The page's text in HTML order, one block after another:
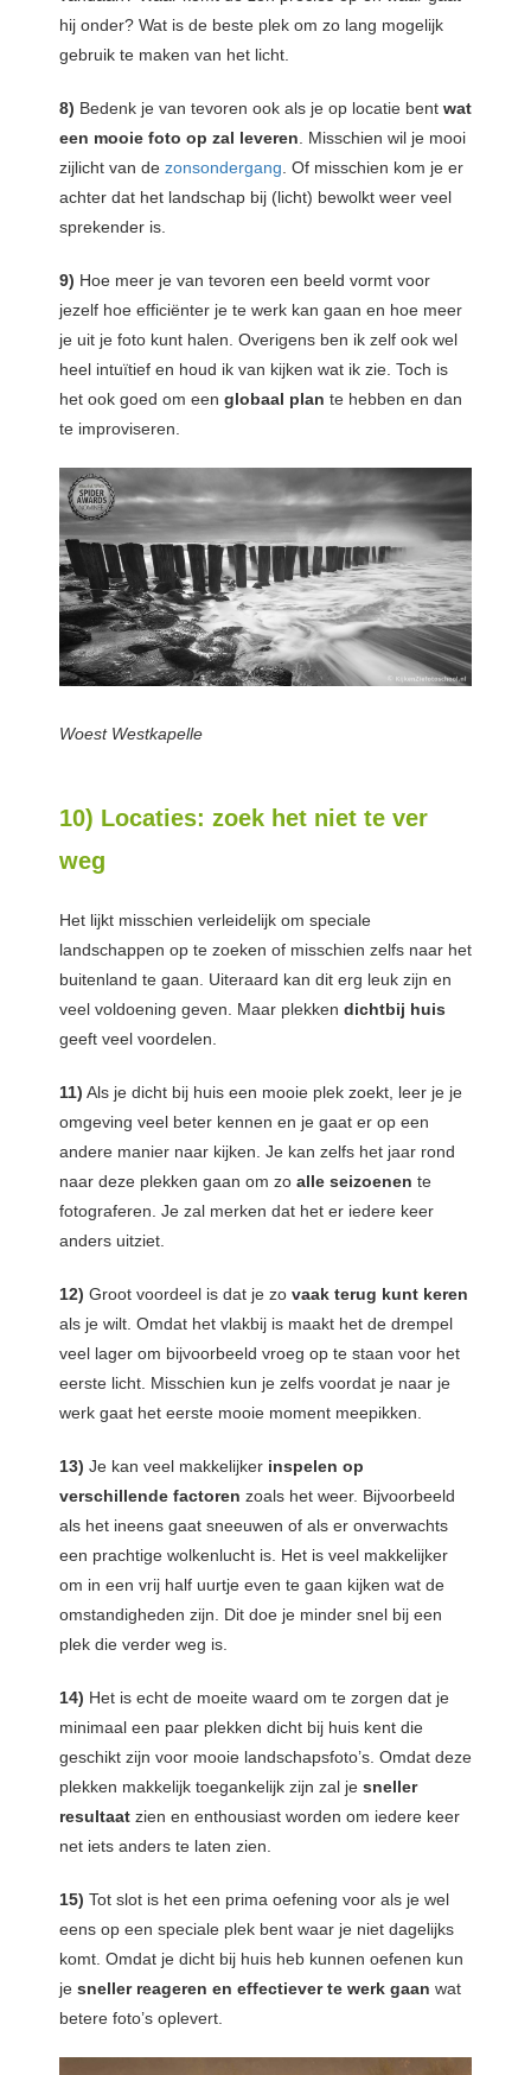
hij onder? Wat is de beste plek om zo lang mogelijk
gebruik te maken van het licht.
8) Bedenk je van tevoren ook als je op locatie bent wat
een mooie foto op zal leveren . Misschien wil je mooi
zijlicht van de zonsondergang . Of misschien kom je er
achter dat het landschap bij (licht) bewolkt weer veel
sprekender is.
9) Hoe meer je van tevoren een beeld vormt voor
jezelf hoe efficiënter je te werk kan gaan en hoe meer
je uit je foto kunt halen. Overigens ben ik zelf ook wel
heel intuïtief en houd ik van kijken wat ik zie. Toch is
het ook goed om een globaal plan te hebben en dan
te improviseren.
Woest Westkapelle
10) Locaties: zoek het niet te ver
weg
Het lijkt misschien verleidelijk om speciale
landschappen op te zoeken of misschien zelfs naar het
buitenland te gaan. Uiteraard kan dit erg leuk zijn en
veel voldoening geven. Maar plekken dichtbij huis
geeft veel voordelen.
11) Als je dicht bij huis een mooie plek zoekt, leer je je
omgeving veel beter kennen en je gaat er op een
andere manier naar kijken. Je kan zelfs het jaar rond
naar deze plekken gaan om zo alle seizoenen te
fotograferen. Je zal merken dat het er iedere keer
anders uitziet.
12) Groot voordeel is dat je zo vaak terug kunt keren
als je wilt. Omdat het vlakbij is maakt het de drempel
veel lager om bijvoorbeeld vroeg op te staan voor het
eerste licht. Misschien kun je zelfs voordat je naar je
werk gaat het eerste mooie moment meepikken.
13) Je kan veel makkelijker inspelen op
verschillende factoren zoals het weer. Bijvoorbeeld
als het ineens gaat sneeuwen of als er onverwachts
een prachtige wolkenlucht is. Het is veel makkelijker
om in een vrij half uurtje even te gaan kijken wat de
omstandigheden zijn. Dit doe je minder snel bij een
plek die verder weg is.
14) Het is echt de moeite waard om te zorgen dat je
minimaal een paar plekken dicht bij huis kent die
geschikt zijn voor mooie landschapsfoto’s. Omdat deze
plekken makkelijk toegankelijk zijn zal je sneller
resultaat zien en enthousiast worden om iedere keer
net iets anders te laten zien.
15) Tot slot is het een prima oefening voor als je wel
eens op een speciale plek bent waar je niet dagelijks
komt. Omdat je dicht bij huis heb kunnen oefenen kun
je sneller reageren en effectiever te werk gaan wat
betere foto’s oplevert.